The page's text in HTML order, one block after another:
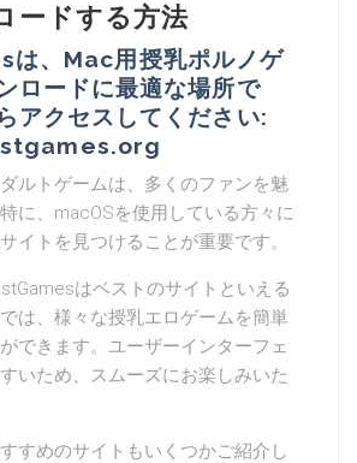
ードする方法
、Mac用授乳ポルノゲ
ロードに最適な場所で
アクセスしてください:
ルトゲームは、多くのファンを魅
に、macOSを使用している方々に
イトを見つけることが重要です。
はベストのサイトといえる
は、様々な授乳エロゲームを簡単
できます。ユーザーインターフェ
いため、スムーズにお楽しみいた
すめのサイトもいくつかご紹介し